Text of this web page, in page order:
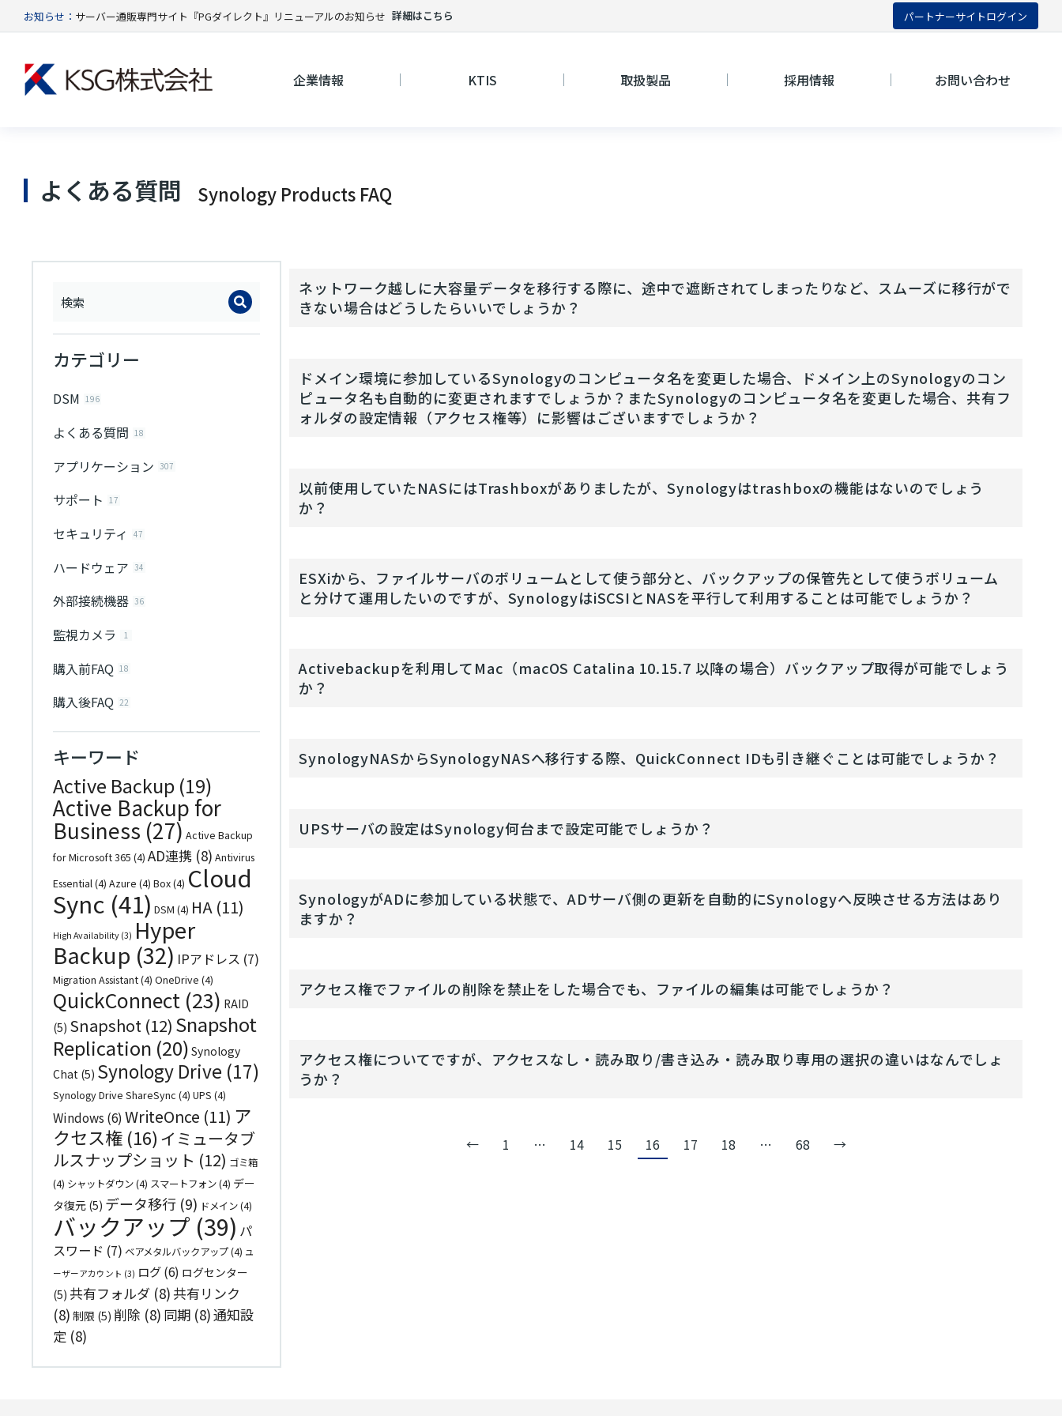
お知らせ： サーバー通販専門サイト『PGダイレクト』リニューアルのお知らせ 詳細はこちら パートナーサイトログイン
企業情報 KTIS 取扱製品 採用情報 お問い合わせ
よくある質問 Synology Products FAQ
カテゴリー
DSM 196
よくある質問 18
アプリケーション 307
サポート 17
セキュリティ 47
ハードウェア 34
外部接続機器 36
監視カメラ 1
購入前FAQ 18
購入後FAQ 22
キーワード
Active Backup (19)
Active Backup for
Business (27) Active Backup
for Microsoft 365 (4) AD連携 (8) Antivirus
Essential(4) Azure (4) Box(4) Cloud
Sync (41) DSM (4) HA (11)
High Availability (3) Hyper
Backup (32) IPアドレス (7)
Migration Assistant(4) OneDrive (4)
QuickConnect (23) RAID
(5) Snapshot (12) Snapshot
Replication (20) Synology
Chat (5) Synology Drive (17)
Synology Drive ShareSync (4) UPS (4)
Windows (6) WriteOnce (11) ア
クセス権 (16) イミュータブ
ルスナップショット (12) ゴミ箱
(4) シャットダウン(4) スマートフォン(4) デー
タ復元 (5) データ移行 (9) ドメイン(4)
バックアップ (39) パ
スワード (7) ベアメタルバックアップ(4) ユ
ーザーアカウント (3) ログ(6) ログセンター
(5) 共有フォルダ (8) 共有リンク
(8) 制限 (5) 削除 (8) 同期 (8)通知設
定 (8)
ネットワーク越しに大容量データを移行する際に、途中で遮断されてしまったりなど、スムーズに移行がで
きない場合はどうしたらいいでしょうか？
ドメイン環境に参加しているSynologyのコンピュータ名を変更した場合、ドメイン上のSynologyのコン
ピュータ名も自動的に変更されますでしょうか？またSynologyのコンピュータ名を変更した場合、共有フ
ォルダの設定情報（アクセス権等）に影響はございますでしょうか？
以前使用していたNASにはTrashboxがありましたが、Synologyはtrashboxの機能はないのでしょう
か？
ESXiから、ファイルサーバのボリュームとして使う部分と、バックアップの保管先として使うボリューム
と分けて運用したいのですが、SynologyはiSCSIとNASを平行して利用することは可能でしょうか？
Activebackupを利用してMac（macOS Catalina 10.15.7 以降の場合）バックアップ取得が可能でしょう
か？
SynologyNASからSynologyNASへ移行する際、QuickConnect IDも引き継ぐことは可能でしょうか？
UPSサーバの設定はSynology何台まで設定可能でしょうか？
SynologyがADに参加している状態で、ADサーバ側の更新を自動的にSynologyへ反映させる方法はあり
ますか？
アクセス権でファイルの削除を禁止をした場合でも、ファイルの編集は可能でしょうか？
アクセス権についてですが、アクセスなし・読み取り/書き込み・読み取り専用の選択の違いはなんでしょ
うか？
← 1 … 14 15 16 17 18 … 68 →